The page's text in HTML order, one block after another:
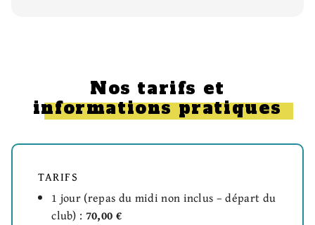
Nos tarifs et
informations pratiques
TARIFS
1 jour (repas du midi non inclus – départ du
club) : 70,00 €